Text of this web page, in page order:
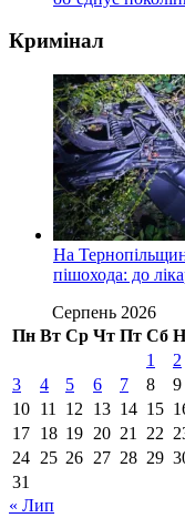
Кримінал
На
пішохода: до
Серпень 2026
Пн Вт Ср Чт Пт Сб
1
2
3
4 5 6 7 8
9
10 11 12 13 14 15
17 18 19 20 21 22
24 25 26 27 28 29
31
« Лип